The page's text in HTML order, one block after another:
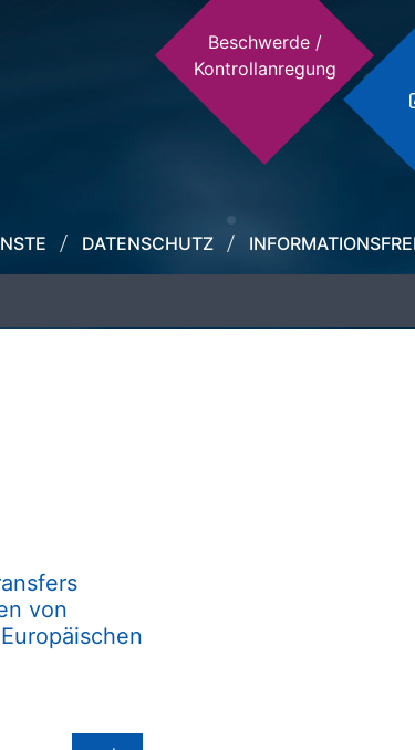
DATENSCHUTZ
Beschwerde /
Kontrollanregung
von